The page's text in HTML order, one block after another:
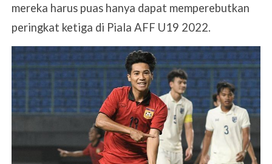
mereka harus puas hanya dapat memperebutkan
peringkat ketiga di Piala AFF U19 2022.